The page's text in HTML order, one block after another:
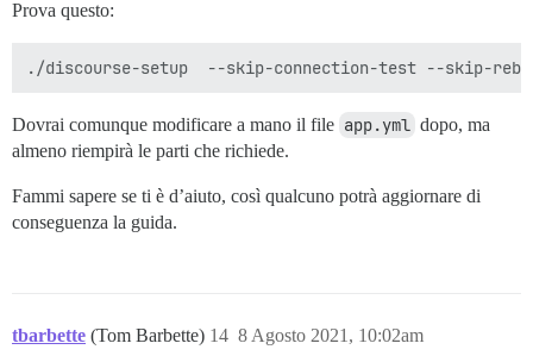
Prova questo:
Dovrai comunque modificare a mano il file app.yml dopo, ma
almeno riempirà le parti che richiede.
Fammi sapere se ti è d’aiuto, così qualcuno potrà aggiornare di
conseguenza la guida.
tbarbette (Tom Barbette) 8 Agosto 2021, 10:02am
14